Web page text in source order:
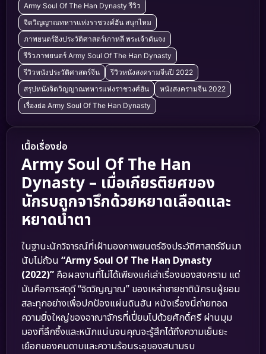
Army Soul Of The Han Dynasty รีวิว
จิตวิญญาณทหารแห่งราชวงศ์ฮัน สนุกไหม
ภาพยนตร์อิงประวัติศาสตร์เกาหลี พระเจ้าดันจง
รีวิวภาพยนตร์ Army Soul Of The Han Dynasty
รีวิวหนังประวัติศาสตร์จีน
รีวิวหนังสงครามจีนปี 2022
สรุปหนังจิตวิญญาณทหารแห่งราชวงศ์ฮัน
หนังสงครามจีน 2022
เรื่องย่อ Army Soul Of The Han Dynasty
เนื้อเรื่องย่อ
Army Soul Of The Han
Dynasty – เมื่อเกียรติยศของ
นักรบถูกจารึกด้วยหยาดเลือดและ
หยาดน้ำตา
ในฐานะนักวิจารณ์ที่เฝ้ามองภาพยนตร์อิงประวัติศาสตร์จีนมา
นับไม่ถ้วน “Army Soul Of The Han Dynasty
(2022)” คือผลงานที่ไม่ได้เพียงแค่เล่าเรื่องของสงคราม แต่
มันคือการสดุดี “จิตวิญญาณ” ของเหล่าชายชาตินักรบผู้ยอม
สละทุกอย่างเพื่อปกป้องแผ่นดินฮัน หนังเรื่องนี้ถ่ายทอด
ความยิ่งใหญ่ของอาณาจักรที่เปี่ยมไปด้วยศักดิ์ศรี ผ่านมุม
มองที่ลึกซึ้งและหนักแน่นจนคุณจะรู้สึกได้ถึงความเย็นยะ
เยือกของคมดาบและความร้อนระอุของสนามรบ